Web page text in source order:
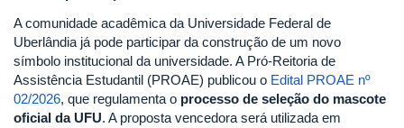
A comunidade acadêmica da Universidade Federal de
Uberlândia já pode participar da construção de um novo
símbolo institucional da universidade. A Pró-Reitoria de
Assistência Estudantil (PROAE) publicou o Edital PROAE nº
02/2026, que regulamenta o processo de seleção do mascote
oficial da UFU. A proposta vencedora será utilizada em